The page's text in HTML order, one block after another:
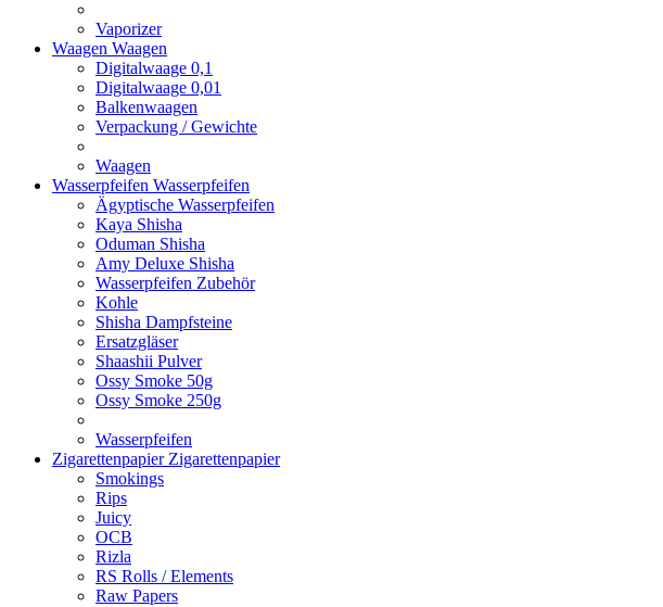
Vaporizer
Waagen Waagen
Digitalwaage 0,1
Digitalwaage 0,01
Balkenwaagen
Verpackung / Gewichte
Waagen
Wasserpfeifen Wasserpfeifen
Ägyptische Wasserpfeifen
Kaya Shisha
Oduman Shisha
Amy Deluxe Shisha
Wasserpfeifen Zubehör
Kohle
Shisha Dampfsteine
Ersatzgläser
Shaashii Pulver
Ossy Smoke 50g
Ossy Smoke 250g
Wasserpfeifen
Zigarettenpapier Zigarettenpapier
Smokings
Rips
Juicy
OCB
Rizla
RS Rolls / Elements
Raw Papers